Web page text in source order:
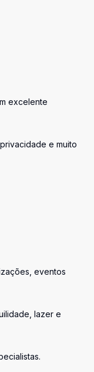
excelente
e muito
eventos
lazer e